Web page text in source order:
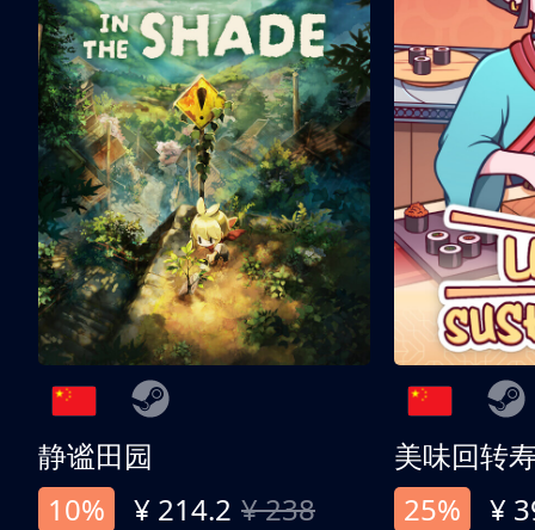
静谧田园
10%
¥ 214.2 ¥ 238
美味回转
25%
¥